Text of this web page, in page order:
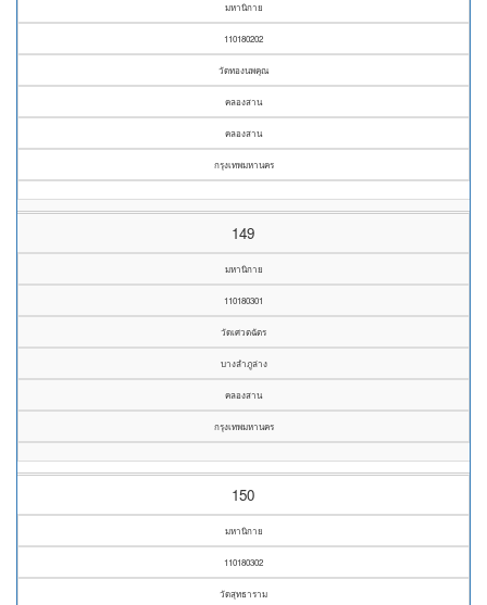
มหานิกาย
110180202
วัดทองนพคุณ
คลองสาน
คลองสาน
กรุงเทพมหานคร
149
มหานิกาย
110180301
วัดเศวตฉัตร
บางลำภูล่าง
คลองสาน
กรุงเทพมหานคร
150
มหานิกาย
110180302
วัดสุทธาราม